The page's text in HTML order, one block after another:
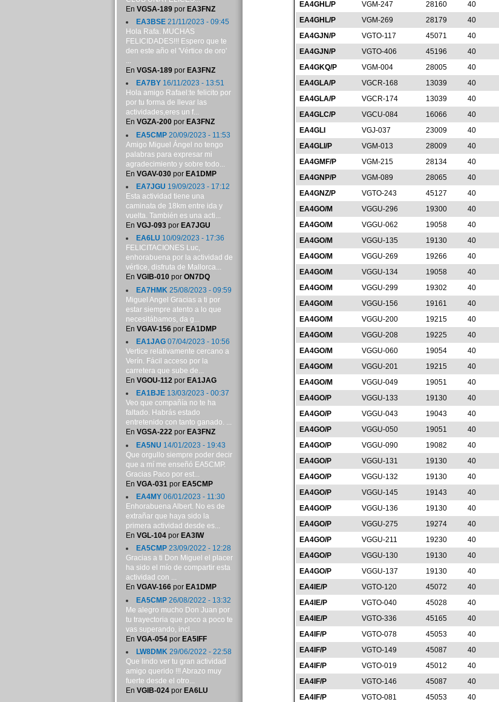
EA4GHL/P
VGM-247 28160 40
EA4GHL/P
VGM-269 28179 40
EA4GJN/P
VGTO-117 45071 40
EA4GJN/P
VGTO-406 45196 40
EA4GKQ/P
VGM-004 28005 40
EA4GLA/P
VGCR-168 13039 40
EA4GLA/P
VGCR-174 13039 40
EA4GLC/P
VGCU-084 16066 40
EA4GLI
VGJ-037 23009 40
EA4GLI/P
VGM-013 28009 40
EA4GMF/P
VGM-215 28134 40
EA4GNP/P
VGM-089 28065 40
EA4GNZ/P
VGTO-243 45127 40
EA4GO/M
VGGU-296 19300 40
EA4GO/M
VGGU-062 19058 40
EA4GO/M
VGGU-135 19130 40
EA4GO/M
VGGU-269 19266 40
EA4GO/M
VGGU-134 19058 40
EA4GO/M
VGGU-299 19302 40
EA4GO/M
VGGU-156 19161 40
EA4GO/M
VGGU-200 19215 40
EA4GO/M
VGGU-208 19225 40
EA4GO/M
VGGU-060 19054 40
EA4GO/M
VGGU-201 19215 40
EA4GO/M
VGGU-049 19051 40
EA4GO/P
VGGU-133 19130 40
EA4GO/P
VGGU-043 19043 40
EA4GO/P
VGGU-050 19051 40
EA4GO/P
VGGU-090 19082 40
EA4GO/P
VGGU-131 19130 40
EA4GO/P
VGGU-132 19130 40
EA4GO/P
VGGU-145 19143 40
EA4GO/P
VGGU-136 19130 40
EA4GO/P
VGGU-275 19274 40
EA4GO/P
VGGU-211 19230 40
EA4GO/P
VGGU-130 19130 40
EA4GO/P
VGGU-137 19130 40
EA4IE/P
VGTO-120 45072 40
EA4IE/P
VGTO-040 45028 40
EA4IE/P
VGTO-336 45165 40
EA4IF/P
VGTO-078 45053 40
EA4IF/P
VGTO-149 45087 40
EA4IF/P
VGTO-019 45012 40
EA4IF/P
VGTO-146 45087 40
EA4IF/P
VGTO-081 45053 40
En VGSA-189por EA3FNZ
EA3BSE21/11/2023 - 09:45
Hola Rafa. MUCHAS
FELICIDADES!!! Espero que te
den este año el 'Vértice de oro'
...
En VGSA-189por EA3FNZ
EA7BY16/11/2023 - 13:51
Hola amigo Rafael:te felicito por
por tu forma de llevar las
actividades,eres un f...
En VGZA-200por EA3FNZ
EA5CMP20/09/2023 - 11:53
Amigo Miguel Ángel no tengo
palabras para expresar mi
agradecimiento y sobre todo...
En VGAV-030por EA1DMP
EA7JGU 19/09/2023 - 17:12
Esta actividad tiene una
caminata de 18km entre ida y
vuelta. También es una acti...
En VGJ-093por EA7JGU
EA6LU 10/09/2023 - 17:36
FELICITACIONES Luc,
enhorabuena por la actividad de
vértice, disfruta de Mallorca...
En VGIB-010por ON7DQ
EA7HMK 25/08/2023 - 09:59
Miguel Angel Gracias a ti por
estar siempre atento a lo que
necesitábamos, da g...
En VGAV-156por EA1DMP
EA1JAG07/04/2023 - 10:56
Vertice relativamente cercano a
Verín. Fácil acceso por la
carretera que sube de...
En VGOU-112por EA1JAG
EA1BJE13/03/2023 - 00:37
Veo que compañía no te ha
faltado. Habrás estado
entretenido con tanto ganado. ...
En VGSA-222por EA3FNZ
EA5NU 14/01/2023 - 19:43
Que orgullo siempre poder decir
que a mí me enseñó EA5CMP.
Gracias Paco por est...
En VGA-031 por EA5CMP
EA4MY06/01/2023 - 11:30
Enhorabuena Albert. No es de
extrañar que haya sido la
primera actividad desde es...
En VGL-104por EA3IW
EA5CMP23/09/2022 - 12:28
Gracias a ti Don Miguel el placer
ha sido el mío de compartir esta
actividad con ...
En VGAV-166por EA1DMP
EA5CMP26/08/2022 - 13:32
Me alegro mucho Don Juan por
tu trayectoria que poco a poco te
vas superando, incl...
En VGA-054por EA5IFF
LW8DMK29/06/2022 - 22:58
Que lindo ver tu gran actividad
amigo querido !!! Abrazo muy
fuerte desde el otro...
En VGIB-024por EA6LU